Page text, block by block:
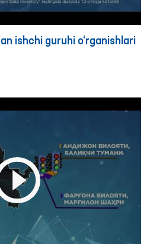
ishchi guruhi o‘rganishlari